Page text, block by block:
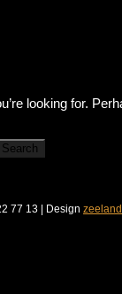
looking for.
77 13 | Design